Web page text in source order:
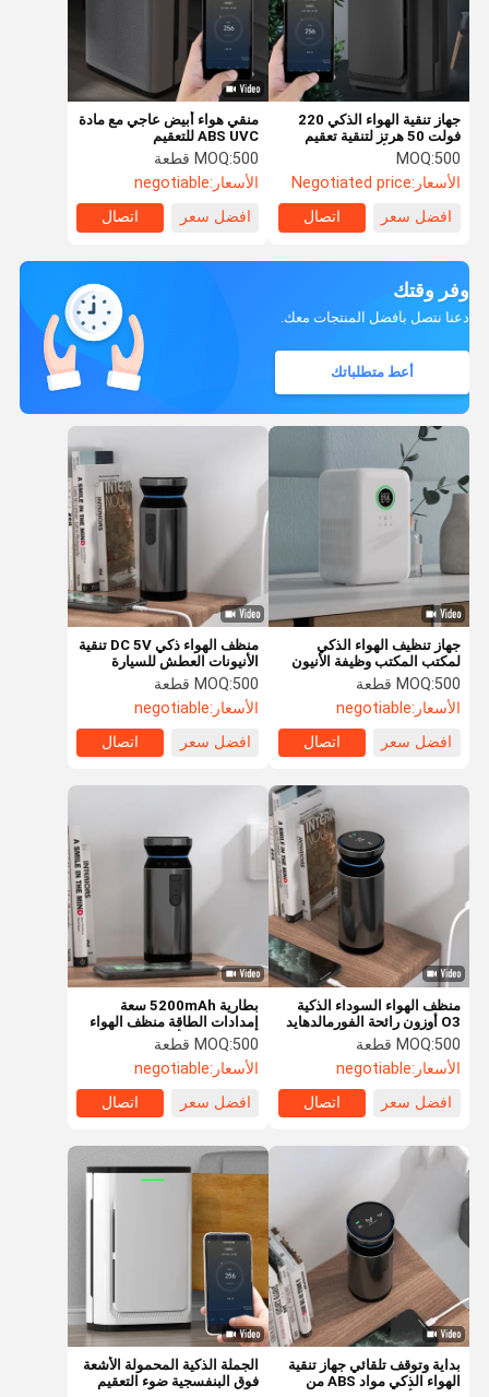
المنزل المنتجات فيديوهات حولنا
منقي هواء أبيض عاجي مع مادة
ABS UVC للتعقيم
MOQ:500 قطعة
الأسعار:negotiable
افضل سعر
اتصال
جهاز تنقية الهواء الذكي 220
فولت 50 هرتز لتنقية تعقيم
البلازما في الأماكن المغلقة
MOQ:500
الأسعار:Negotiated price
افضل سعر
اتصال
وفر وقتك
دعنا نتصل بأفضل المنتجات معك.
أعط متطلباتك
جهاز تنظيف الهواء الذكي
لمكتب المكتب وظيفة الأنيون
الترطيب الخالي من الضباب
MOQ:500 قطعة
الأسعار:negotiable
افضل سعر
اتصال
منظف الهواء ذكي DC 5V تنقية
الأنيونات العطش للسيارة
الهواء النظيف
MOQ:500 قطعة
الأسعار:negotiable
افضل سعر
اتصال
منظف الهواء السوداء الذكية
O3 أوزون رائحة الفورمالدهايد
وتطهير مركبات التلوث الخفيفة
MOQ:500 قطعة
الأسعار:negotiable
افضل سعر
اتصال
بطارية 5200mAh سعة
إمدادات الطاقة منظف الهواء
الذكي مولد الأوزون
MOQ:500 قطعة
الأسعار:negotiable
افضل سعر
اتصال
بداية وتوقف تلقائي جهاز تنقية
الهواء الذكي مواد ABS من
الجملة الذكية المحمولة الأشعة
فوق البنفسجية ضوء التعقيم